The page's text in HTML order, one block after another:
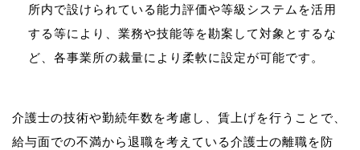
所内で設けられている能力評価や等級システムを活用
する等により、業務や技能等を勘案して対象とするな
ど、各事業所の裁量により柔軟に設定が可能です。
介護士の技術や勤続年数を考慮し、賃上げを行うことで、
給与面での不満から退職を考えている介護士の離職を防